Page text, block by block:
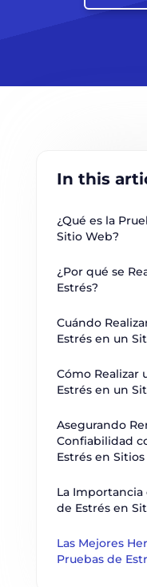
In this
¿Qué es la
Sitio Web?
¿Por qué se
Estrés?
Cuándo
Estrés en un
Cómo Realizar
Estrés en un
Asegurando
Confiabilidad
Estrés en
La Importancia
de Estrés en
Las Mejores
Pruebas de